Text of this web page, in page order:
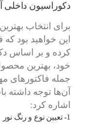
دکوراسیون داخلی
برای انتخاب بهترین
این خواهید بود
کرده و بر اساس
خود، بهترین
جمله فاکتورهای
آن‌ها توجه داشته
اشاره کرد:
1- تعیین نوع و رنگ نور